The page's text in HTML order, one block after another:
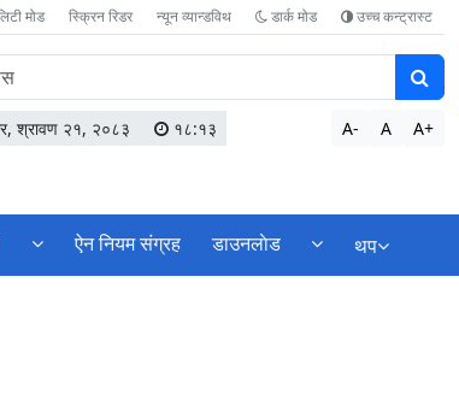
मोड स्क्रिन रिडर न्यून व्यान्डविथ डार्क मोड उच्च कन्ट्रास्ट
श्रावण २१, २०८३ १८:१३ A- A A+
ऐन नियम संग्रह डाउनलाेड थप